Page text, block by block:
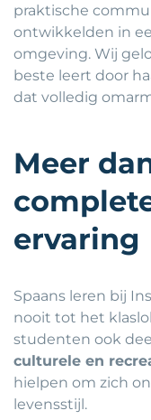
praktische
ontwikkelden in
omgeving. Wij
beste leert door
dat volledig
Meer
ervaring
Spaans leren bij
nooit tot het
studenten ook
culturele en
hielpen om zich
levensstijl.